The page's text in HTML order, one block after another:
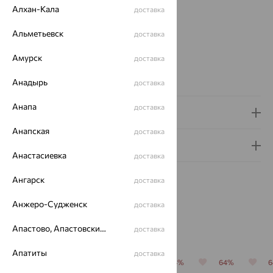
Модель:Престиж
Для кого:Мужские
Проба:
Премиум:
Доставка и оплата
Похожие изделия
64% 64%
Алхан-Кала доставка
Альметьевск доставка
Амурск доставка
Анадырь доставка
Анапа доставка
Анапская доставка
Анастасиевка доставка
Ангарск доставка
Анжеро-Судженск доставка
Апастово, Апастовский район доставка
Апатиты доставка